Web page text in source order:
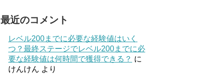
最近のコメント
レベル200までに必要な経験値はいく
つ？最終ステージでレベル200までに必
要な経験値は何時間で獲得できる？ に
けんけん より